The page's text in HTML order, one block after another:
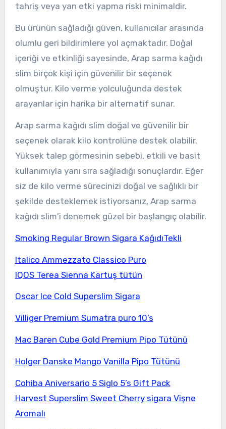
tahriş veya yan etki yapma riski minimaldir.
Bu ürünün sağladığı güven, kullanıcılar arasında
olumlu geri bildirimlere yol açmaktadır. Doğal
içeriği ve etkinliği sayesinde, Arap sarma kağıdı
slim birçok kişi için güvenilir bir seçenek
olmuştur. Kilo verme yolculuğunda destek
arayanlar için harika bir alternatif sunar.
Arap sarma kağıdı slim doğal ve güvenilir bir
seçenek olarak kilo kontrolüne destek olabilir.
Yüksek talep görmesinin sebebi, etkili ve basit
kullanımıyla yanı sıra sağladığı sonuçlardır. Eğer
siz de kilo verme sürecinizi doğal ve sağlıklı bir
şekilde desteklemek istiyorsanız, Arap sarma
kağıdı slim'i denemek güzel bir başlangıç olabilir.
Smoking Regular Brown Sigara KağıdıTekli
Italico Ammezzato Classico Puro
IQOS Terea Sienna Kartuş tütün
Oscar Ice Cold Superslim Sigara
Villiger Premium Sumatra puro 10’s
Mac Baren Cube Gold Premium Pipo Tütünü
Holger Danske Mango Vanilla Pipo Tütünü
Cohiba Aniversario 5 Siglo 5’s Gift Pack
Harvest Superslim Sweet Cherry sigara Vişne
Aromalı